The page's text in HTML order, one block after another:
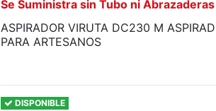
Se Suministra sin Tubo ni Abrazaderas
ASPIRADOR VIRUTA DC230 M
PARA ARTESANOS
DISPONIBLE